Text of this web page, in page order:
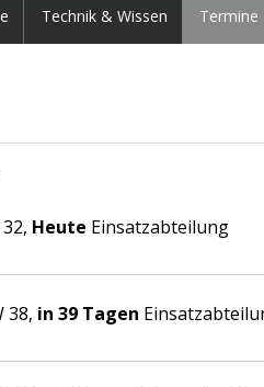
Technik & Wissen Termine
Heute Einsatzabteilung
38, in 39 Tagen